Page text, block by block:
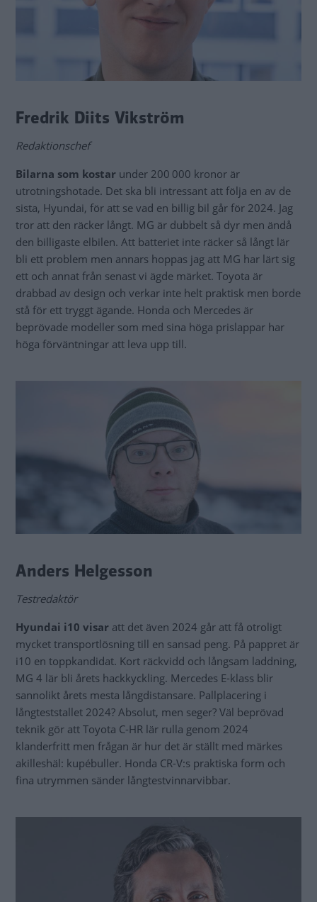
Fredrik Diits Vikström
Redaktionschef
Bilarna som kostar under 200 000 kronor är
utrotningshotade. Det ska bli intressant att följa en av de
sista, Hyundai, för att se vad en billig bil går för 2024. Jag
tror att den räcker långt. MG är dubbelt så dyr men ändå
den billigaste elbilen. Att batteriet inte räcker så långt lär
bli ett problem men annars hoppas jag att MG har lärt sig
ett och annat från senast vi ägde märket. Toyota är
drabbad av design och verkar inte helt praktisk men borde
stå för ett tryggt ägande. Honda och Mercedes är
beprövade modeller som med sina höga prislappar har
höga förväntningar att leva upp till.
Anders Helgesson
Testredaktör
Hyundai i10 visar att det även 2024 går att få otroligt
mycket transportlösning till en sansad peng. På pappret är
i10 en toppkandidat. Kort räckvidd och långsam laddning,
MG 4 lär bli årets hackkyckling. Mercedes E-klass blir
sannolikt årets mesta långdistansare. Pallplacering i
långteststallet 2024? Absolut, men seger? Väl beprövad
teknik gör att Toyota C-HR lär rulla genom 2024
klanderfritt men frågan är hur det är ställt med märkes
akilleshäl: kupébuller. Honda CR-V:s praktiska form och
fina utrymmen sänder långtestvinnarvibbar.